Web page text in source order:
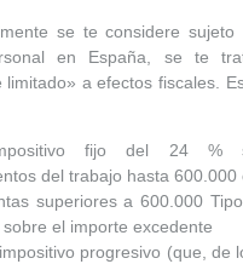
SOBRE
se te considere sujeto
en España, se te
limitado» a efectos fiscales.
fijo del 24 %
del trabajo hasta 600.000
superiores a 600.000
el importe excedente
progresivo (que, de